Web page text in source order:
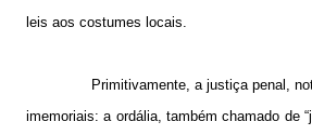
leis aos costumes locais.
Primitivamente, a justiça penal,
imemoriais: a ordália, também chamado de